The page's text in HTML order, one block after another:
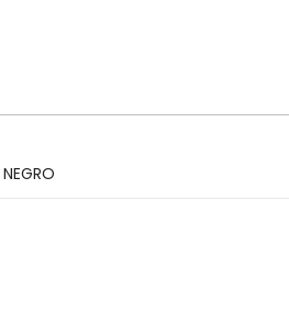
NEGRO